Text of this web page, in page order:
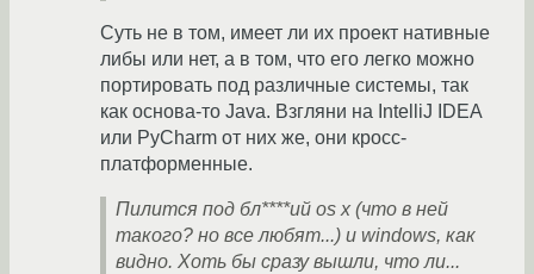
Суть не в том, имеет ли их проект нативные
либы или нет, а в том, что его легко можно
портировать под различные системы, так
как основа-то Java. Взгляни на IntelliJ IDEA
или PyCharm от них же, они кросс-
платформенные.
Пилится под бл****ий os x (что в ней
такого? но все любят...) и windows, как
видно. Хоть бы сразу вышли, что ли...